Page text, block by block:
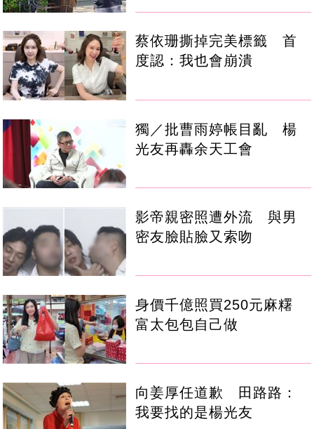
蔡依珊撕掉完美標籤 首
度認：我也會崩潰
獨／批曹雨婷帳目亂 楊
光友再轟余天工會
影帝親密照遭外流 與男
密友臉貼臉又索吻
身價千億照買250元麻糬
富太包包自己做
向姜厚任道歉 田路路：
我要找的是楊光友